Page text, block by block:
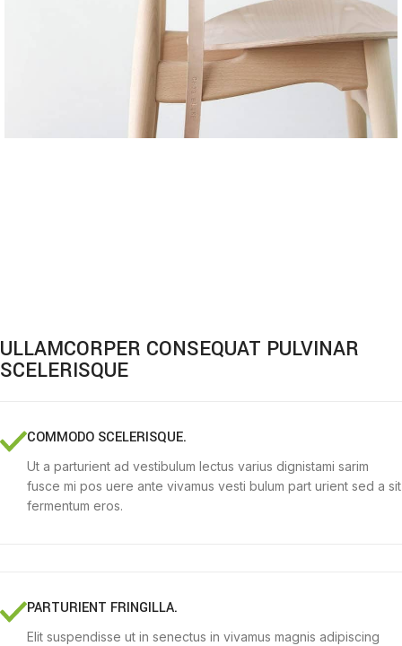
ULLAMCORPER CONSEQUAT PULVINAR
SCELERISQUE
COMMODO SCELERISQUE.
Ut a parturient ad vestibulum lectus varius dignistami sarim
fusce mi pos uere ante vivamus vesti bulum part urient sed a sit
fermentum eros.
PARTURIENT FRINGILLA.
Elit suspendisse ut in senectus in vivamus magnis adipiscing